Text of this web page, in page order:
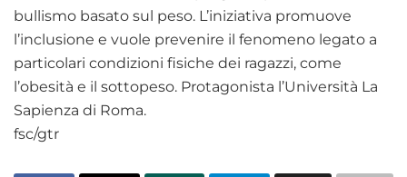
bullismo basato sul peso. L’iniziativa promuove
l’inclusione e vuole prevenire il fenomeno legato a
particolari condizioni fisiche dei ragazzi, come
l’obesità e il sottopeso. Protagonista l’Università La
Sapienza di Roma.
fsc/gtr